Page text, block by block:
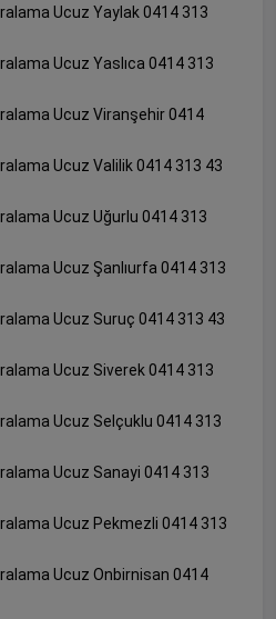
Ucuz Yaylak 0414 313
Ucuz Yaslıca 0414 313
Ucuz Viranşehir 0414
Ucuz Valilik 0414 313 43
Ucuz Uğurlu 0414 313
Ucuz Şanlıurfa 0414 313
Ucuz Suruç 0414 313 43
Ucuz Siverek 0414 313
Ucuz Selçuklu 0414 313
Ucuz Sanayi 0414 313
Ucuz Pekmezli 0414 313
Ucuz Onbirnisan 0414